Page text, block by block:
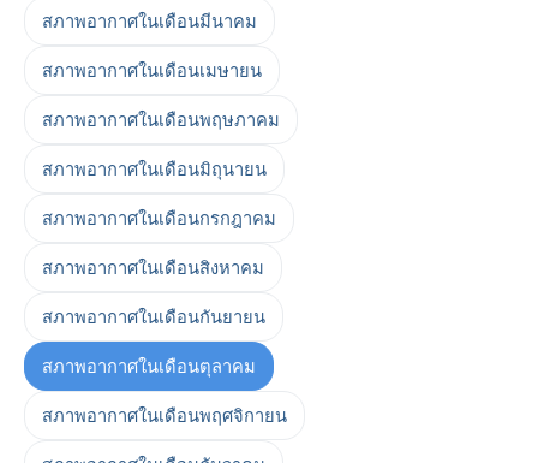
สภาพอากาศในเดือนมีนาคม
สภาพอากาศในเดือนเมษายน
สภาพอากาศในเดือนพฤษภาคม
สภาพอากาศในเดือนมิถุนายน
สภาพอากาศในเดือนกรกฎาคม
สภาพอากาศในเดือนสิงหาคม
สภาพอากาศในเดือนกันยายน
สภาพอากาศในเดือนตุลาคม
สภาพอากาศในเดือนพฤศจิกายน